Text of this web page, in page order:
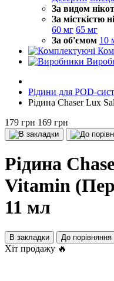
За видом
За місткістю
60 мг 65 мг
За об'ємом 10
Рідини для POD-
Рідина Chaser Lux
179 грн 169 грн
Рідина
Vitamin
11 мл
В закладки До порівняння
Хіт продажу 🔥